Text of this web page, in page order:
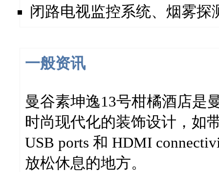
闭路电视监控系统、烟雾探
一般资讯
曼谷素坤逸13号柑橘酒店是
时尚现代化的装饰设计，如
USB ports 和 HDMI
放松休息的地方。